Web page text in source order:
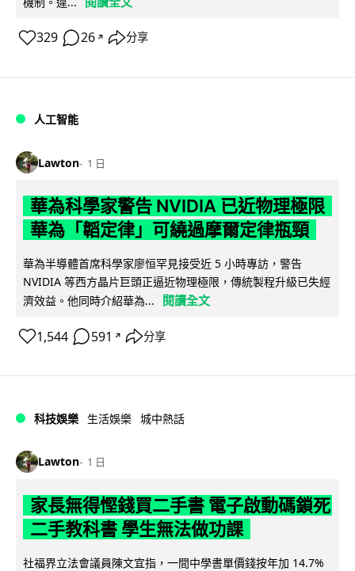
329 26 ↗ 分享
人工智能
Lawton 1 日
華為科學家警告 NVIDIA 已近物理極限
華為「韜定律」可繞過摩爾定律瓶頸
華為半導體首席科學家廖恒罕見接受近 5 小時專訪，警告
NVIDIA 等西方晶片巨頭正逼近物理極限，傳統製程升級已失經
濟效益。他同時介紹華為...
閱讀全文
1,544 591 ↗ 分享
科技娛樂 生活娛樂 城中熱話
Lawton 1 日
家長無得慳錢買二手書 電子啟動碼鎖死
二手教科書 學生無法做功課
社福界立法會議員陳文宜指，一間中學書單價錢按年加 14.7%